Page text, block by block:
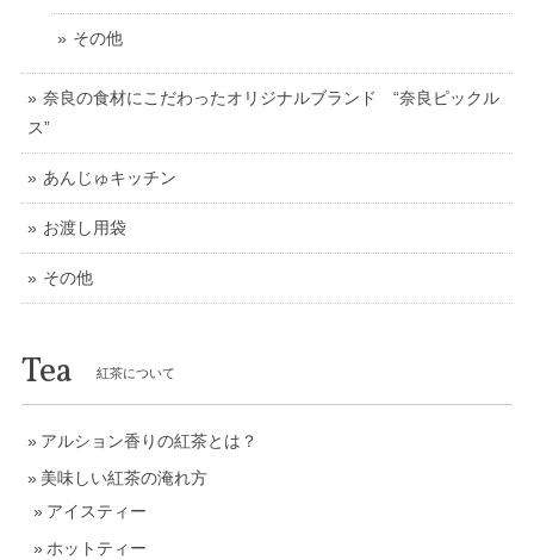
その他
奈良の食材にこだわったオリジナルブランド “奈良ピックル
ス”
あんじゅキッチン
お渡し用袋
その他
Tea 紅茶について
アルション香りの紅茶とは？
美味しい紅茶の淹れ方
アイスティー
ホットティー